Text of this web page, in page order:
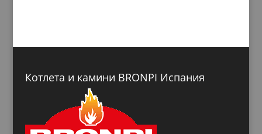
Котлета и камини BRONPI Испания